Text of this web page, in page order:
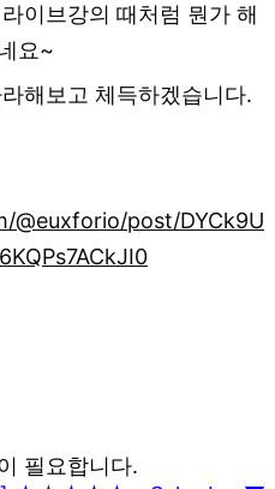
이브강의 때처럼 뭔가 해
요~
해보고 체득하겠습니다.
post/DYCk9U
필요합니다.